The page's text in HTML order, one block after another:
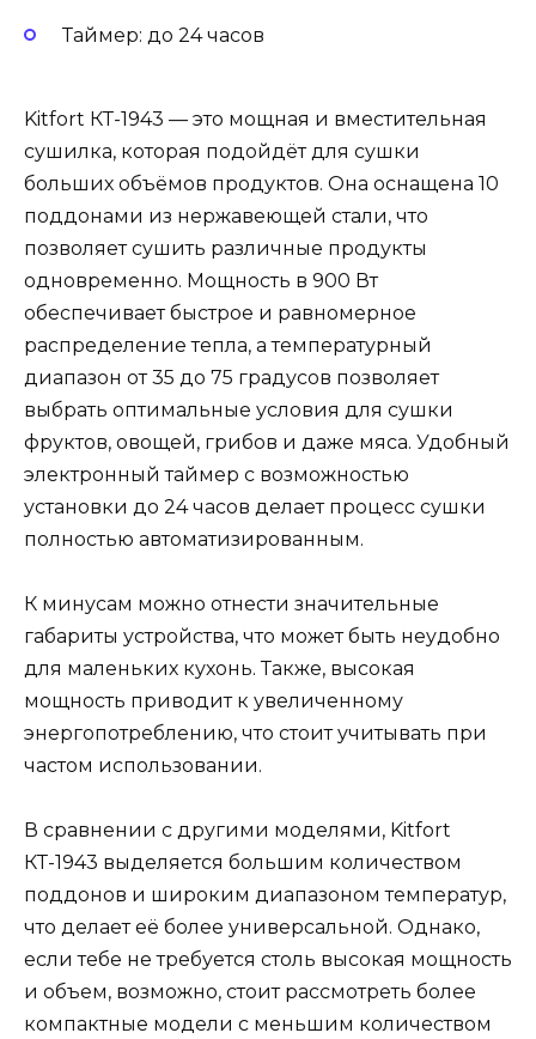
Таймер: до 24 часов
Kitfort КТ-1943 — это мощная и вместительная
сушилка, которая подойдёт для сушки
больших объёмов продуктов. Она оснащена 10
поддонами из нержавеющей стали, что
позволяет сушить различные продукты
одновременно. Мощность в 900 Вт
обеспечивает быстрое и равномерное
распределение тепла, а температурный
диапазон от 35 до 75 градусов позволяет
выбрать оптимальные условия для сушки
фруктов, овощей, грибов и даже мяса. Удобный
электронный таймер с возможностью
установки до 24 часов делает процесс сушки
полностью автоматизированным.
К минусам можно отнести значительные
габариты устройства, что может быть неудобно
для маленьких кухонь. Также, высокая
мощность приводит к увеличенному
энергопотреблению, что стоит учитывать при
частом использовании.
В сравнении с другими моделями, Kitfort
КТ-1943 выделяется большим количеством
поддонов и широким диапазоном температур,
что делает её более универсальной. Однако,
если тебе не требуется столь высокая мощность
и объем, возможно, стоит рассмотреть более
компактные модели с меньшим количеством